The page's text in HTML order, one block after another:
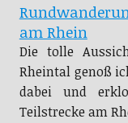
am Rhein
Die tolle
Rheintal genoß
dabei und
Teilstrecke am